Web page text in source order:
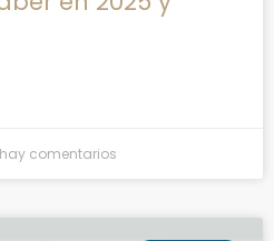
comentarios